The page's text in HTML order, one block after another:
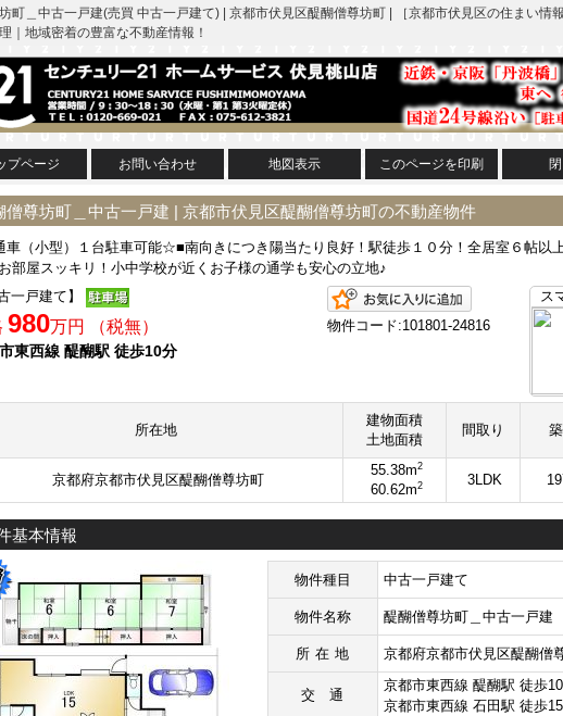
町＿中古一戸建(売買 中古一戸建て) | 京都市伏見区醍醐僧尊坊町 | ［京都市伏見区の住まい
｜地域密着の豊富な不動産情報！
プページ お問い合わせ 地図表示 このページを印刷
僧尊坊町＿中古一戸建 | 京都市伏見区醍醐僧尊坊町の不動産物件
車（小型）１台駐車可能☆■南向きにつき陽当たり良好！駅徒歩１０分！全居室６帖以
部屋スッキリ！小中学校が近くお子様の通学も安心の立地♪
一戸建て】
980万円 （税無）
東西線 醍醐駅 徒歩10分
ス
お気に入りに
物件コード:101801-24816
所在地
建物面積
土地面積
間取り
京都府京都市伏見区醍醐僧尊坊町
55.38m2
60.62m2 3LDK
基本情報
物件種目 中古一戸建て
物件名称 醍醐僧尊坊町＿中古一戸建
所在地 京都府京都市伏見区醍醐僧
交通
京都市東西線 醍醐駅 徒歩
京都市東西線 石田駅 徒歩